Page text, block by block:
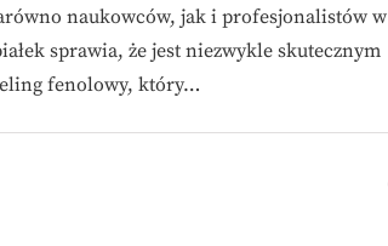
naukowców, jak i profesjonalistów w
sprawia, że jest niezwykle skutecznym
fenolowy, który…